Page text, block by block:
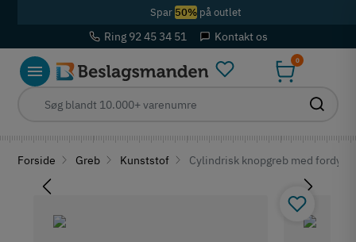
Spar 50%på outlet
Ring 92 45 34 51 Kontakt os
0
Forside Greb Kunststof Cylindrisk knopgreb med